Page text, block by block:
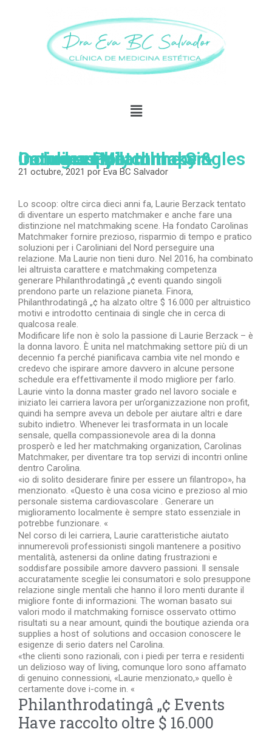
Carolinas Matchmaker includes Philanthropy & Dating supply to the Singles Community
21 octubre, 2021 por Eva BC Salvador
Lo scoop: oltre circa dieci anni fa, Laurie Berzack tentato
di diventare un esperto matchmaker e anche fare una
distinzione nel matchmaking scene. Ha fondato Carolinas
Matchmaker fornire prezioso, risparmio di tempo e pratico
soluzioni per i Caroliniani del Nord perseguire una
relazione. Ma Laurie non tieni duro. Nel 2016, ha combinato
lei altruista carattere e matchmaking competenza
generare Philanthrodatingâ „¢ eventi quando singoli
prendono parte un relazione pianeta. Finora,
Philanthrodatingâ „¢ ha alzato oltre $ 16.000 per altruistico
motivi e introdotto centinaia di single che in cerca di
qualcosa reale.
Modificare life non è solo la passione di Laurie Berzack – è
la donna lavoro. È unita nel matchmaking settore più di un
decennio fa perché pianificava cambia vite nel mondo e
credevo che ispirare amore davvero in alcune persone
schedule era effettivamente il modo migliore per farlo.
Laurie vinto la donna master grado nel lavoro sociale e
iniziato lei carriera lavora per un’organizzazione non profit,
quindi ha sempre aveva un debole per aiutare altri e dare
subito indietro. Whenever lei trasformata in un locale
sensale, quella compassionevole area di la donna
prosperò e led her matchmaking organization, Carolinas
Matchmaker, per diventare tra top servizi di incontri online
dentro Carolina.
«io di solito desiderare finire per essere un filantropo», ha
menzionato. «Questo è una cosa vicino e prezioso al mio
personale sistema cardiovascolare . Generare un
miglioramento localmente è sempre stato essenziale in
potrebbe funzionare. «
Nel corso di lei carriera, Laurie caratteristiche aiutato
innumerevoli professionisti singoli mantenere a positivo
mentalità, astenersi da online dating frustrazioni e
soddisfare possibile amore davvero passioni. Il sensale
accuratamente sceglie lei consumatori e solo presuppone
relazione single mentali che hanno il loro menti durante il
migliore fonte di informazioni. The woman basato sui
valori modo il matchmaking fornisce osservato ottimo
risultati su a near amount, quindi the boutique azienda ora
supplies a host of solutions and occasion conoscere le
esigenze di serio daters nel Carolina.
«the clienti sono razionali, con i piedi per terra e residenti
un delizioso way of living, comunque loro sono affamato
di genuino connessioni, «Laurie menzionato,» quello è
certamente dove i-come in. «
Philanthrodatingâ „¢ Events
Have raccolto oltre $ 16.000